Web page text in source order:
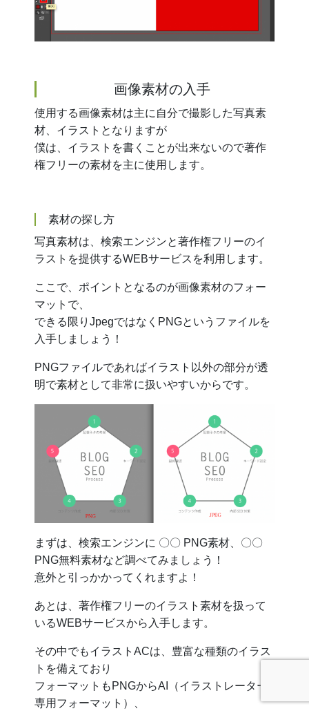
画像素材の入手
使用する画像素材は主に自分で撮影した写真素
材、イラストとなりますが
僕は、イラストを書くことが出来ないので著作
権フリーの素材を主に使用します。
素材の探し方
写真素材は、検索エンジンと著作権フリーのイ
ラストを提供するWEBサービスを利用します。
ここで、ポイントとなるのが画像素材のフォー
マットで、
できる限りJpegではなくPNGというファイルを
入手しましょう！
PNGファイルであればイラスト以外の部分が透
明で素材として非常に扱いやすいからです。
まずは、検索エンジンに 〇〇 PNG素材、〇〇
PNG無料素材など調べてみましょう！
意外と引っかかってくれますよ！
あとは、著作権フリーのイラスト素材を扱って
いるWEBサービスから入手します。
その中でもイラストACは、豊富な種類のイラス
トを備えており
フォーマットもPNGからAI（イラストレーター
専用フォーマット）、